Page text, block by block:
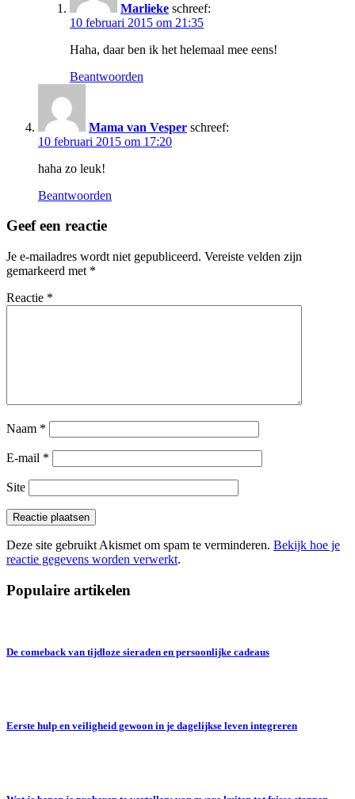
Marlieke schreef:
10 februari 2015 om 21:35
Haha, daar ben ik het helemaal mee eens!
Beantwoorden
Mama van Vesper schreef:
10 februari 2015 om 17:20
haha zo leuk!
Beantwoorden
Geef een reactie
Je e-mailadres wordt niet gepubliceerd. Vereiste velden zijn
gemarkeerd met *
Reactie *
Naam *
E-mail *
Site
Deze site gebruikt Akismet om spam te verminderen. Bekijk hoe je
reactie gegevens worden verwerkt.
Populaire artikelen
De comeback van tijdloze sieraden en persoonlijke cadeaus
Eerste hulp en veiligheid gewoon in je dagelijkse leven integreren